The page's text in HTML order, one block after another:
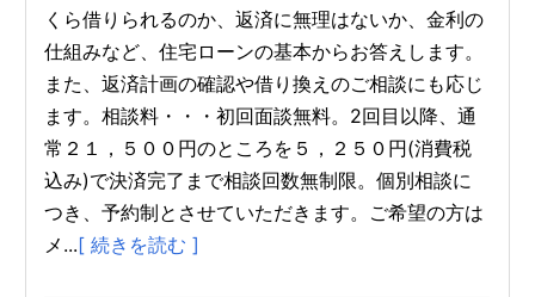
くら借りられるのか、返済に無理はないか、金利の
仕組みなど、住宅ローンの基本からお答えします。
また、返済計画の確認や借り換えのご相談にも応じ
ます。相談料・・・初回面談無料。2回目以降、通
常２１，５００円のところを５，２５０円(消費税
込み)で決済完了まで相談回数無制限。個別相談に
つき、予約制とさせていただきます。ご希望の方は
メ...[ 続きを読む ]